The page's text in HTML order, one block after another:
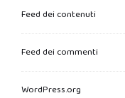
Feed dei contenuti
Feed dei commenti
WordPress.org